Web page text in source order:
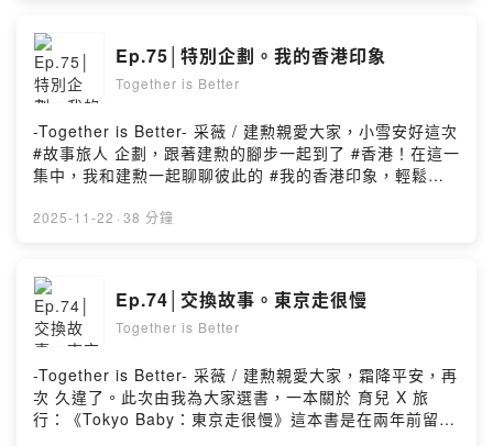
節目以「不定期更新」的方式，為大家繼續分享，我和我
們的閱讀感受。希望你繼續喜歡我們聊的創作者和書，和
我的「讀寫生活」。▎一起Together｜讀寫生活加入會
員，支持節目：
https://cksaaoon8rbd209407se6c2yj.firstory.io/join留
言告訴我你對這一集的想法：
https://open.firstory.me/user/cksaaoon8rbd209407se
Ep.75│特別企劃。我的香港印象
Together is Better
-Together is Better- 采薇 / 建勲親愛大家，小雪安好這次
#故事旅人 企劃，跟著建勲的腳步一起到了 #香港！在這一
集中，我和建勲一起聊聊彼此的 #我的香港印象，輕鬆聊
聽。▎我們聊到的書#《今日香港有煙霞》 張曼娟#《紅磡
活」。本節目以「不定期更新」的方式，為大家繼續分
享，我和我們的閱讀感受。希望你繼續喜歡我們聊的創作
者和書，和我的「讀寫生活」。▎一起Together｜讀寫生
活https://www.facebook.com/Isshoni2018/加入會員，
支持節目：
https://cksaaoon8rbd209407se6c2yj.firstory.io/join留
言告訴我你對這一集的想法：
2025-11-22 · 38 分鐘
Ep.74│交換故事。東京走很慢
Together is Better
-Together is Better- 采薇 / 建勲親愛大家，霜降平安，再
次 久違了。此次由我為大家選書，一本關於 育兒 X 旅
行：《Tokyo Baby：東京走很慢》這本書是在兩年前留職